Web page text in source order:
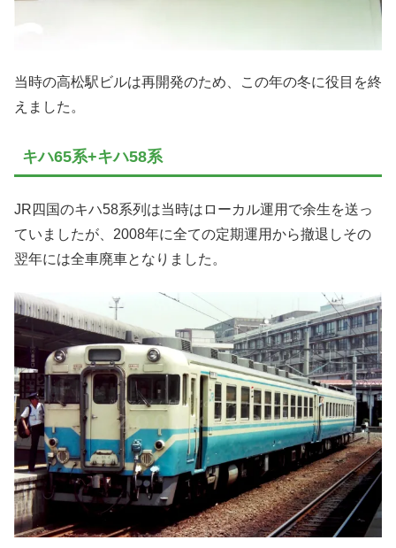
当時の高松駅ビルは再開発のため、この年の冬に役目を終
えました。
キハ65系+キハ58系
JR四国のキハ58系列は当時はローカル運用で余生を送っ
ていましたが、2008年に全ての定期運用から撤退しその
翌年には全車廃車となりました。